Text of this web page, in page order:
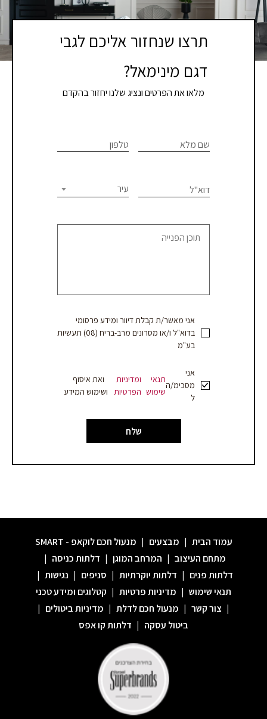
תרצו שנחזור אליכם לגבי
דגם מינימאל?
מלאו את הפרטים ונציג שלנו יחזור בהקדם
פגישת
או
הצעת
שם מלא טלפון
דוא"ל עיר
אני מאשר/ת קבלת דיוור ומידע פרסומי
בדוא"ל ו/או מסרונים מרב-בריח (08) תעשיות
בע"מ
אני
מסכימ/ה
ל
תנאי
שימוש
ומדיניות
הפרטיות
ואת איסוף
ושימוש המידע
שלח
are
this
field
עמוד הבית | מבצעים | מנעול חכם לוקאפ - SMART
מתחם העיצוב | המרחב המוגן | דלתות כניסה |
דלתות פנים | דלתות יוקרתיות | סניפים | נגישות |
תנאי שימוש | מדיניות פרטיות | קטלוגים ומידע טכני
| צור קשר | מנעול חכם לדלת | מדיניות ביטולים |
ביטול עסקה | דלתות קו אפס